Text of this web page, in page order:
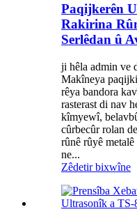
Paqijkerên
Rakirina
Serlêdan û
ji hêla admin ve
Makîneya
rêya bandora
rasterast di nav
kîmyewî,
cûrbecûr rolan
rûnê rûyê
ne...
Zêdetir bixwîne